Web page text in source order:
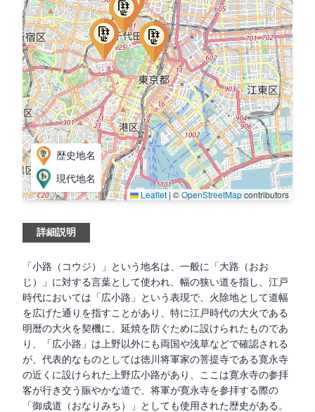
歴史地名
現代地名
Leaflet | ©OpenStreetMapcontributors
詳細説明
「小路（コウジ）」という地名は、一般に「大路（おお
じ）」に対する言葉として使われ、幅の狭い道を指し、江戸
時代においては「広小路」という表現で、火除地として道幅
を広げた通りを指すことがあり、特に江戸時代の大火である
明暦の大火を契機に、延焼を防ぐために設けられたものであ
り、「広小路」は上野以外にも両国や浅草などで確認される
が、代表的なものとしては徳川将軍家の菩提寺である寛永寺
の近くに設けられた上野広小路があり、ここは寛永寺の参拝
客が行き交う賑やかな道で、将軍が寛永寺を参拝する際の
「御成道（おなりみち）」としても使用された歴史がある。